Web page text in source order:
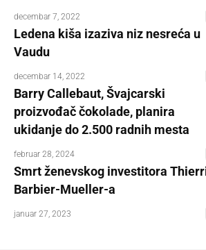
decembar 7, 2022
Ledena kiša izaziva niz nesreća u
Vaudu
decembar 14, 2022
Barry Callebaut, Švajcarski
proizvođač čokolade, planira
ukidanje do 2.500 radnih mesta
februar 28, 2024
Smrt ženevskog investitora
Barbier-Mueller-a
januar 27, 2023